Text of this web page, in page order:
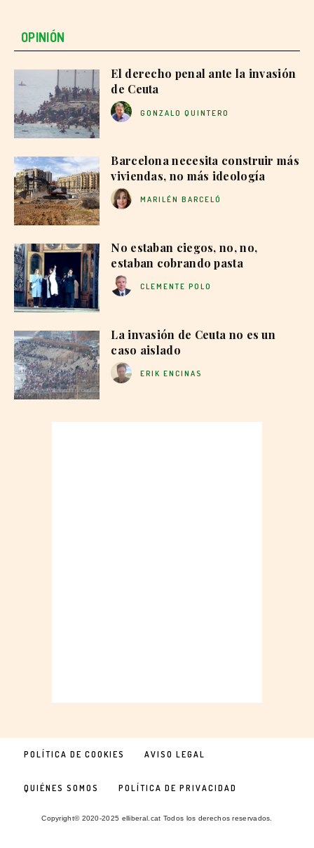
OPINIÓN
El derecho penal ante la invasión
de Ceuta
GONZALO QUINTERO
Barcelona necesita construir más
viviendas, no más ideología
MARILÉN BARCELÓ
No estaban ciegos, no, no,
estaban cobrando pasta
CLEMENTE POLO
La invasión de Ceuta no es un
caso aislado
ERIK ENCINAS
POLÍTICA DE COOKIES AVISO LEGAL
QUIÉNES SOMOS POLÍTICA DE PRIVACIDAD
Copyright© 2020-2025 elliberal.cat Todos los derechos reservados.